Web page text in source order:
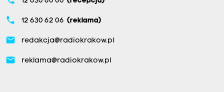
phone 12 630 62 06 (reklama)
email redakcja@radiokrakow.pl
email reklama@radiokrakow.pl